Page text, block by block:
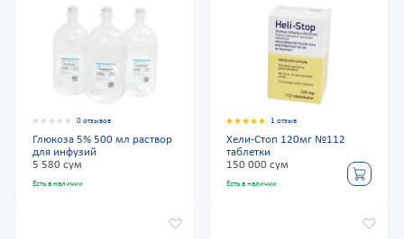
0 отзывов
Глюкоза 5% 500 мл раствор
для инфузий
5 580 сум
Есть в наличии
1 отзыв
Хели-Стоп 120мг №112
таблетки
150 000 сум
Есть в наличии